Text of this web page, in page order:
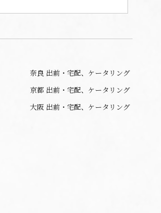
奈良 出前・宅配、ケータリング
京都 出前・宅配、ケータリング
大阪 出前・宅配、ケータリング